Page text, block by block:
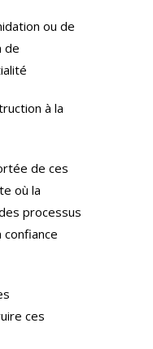
ou de
de
à la
de ces
où la
processus
ces